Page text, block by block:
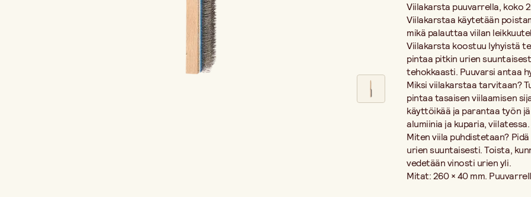
Viilakarsta puuvarrella, koko
Viilakarstaa käytetään
mikä palauttaa viilan
Viilakarsta koostuu lyhyistä
pintaa pitkin urien
tehokkaasti. Puuvarsi antaa
Miksi viilakarstaa tarvitaan?
pintaa tasaisen viilaamisen
käyttöikää ja parantaa työn
alumiinia ja kuparia, viilatessa.
Miten viila puhdistetaan?
urien suuntaisesti. Toista,
vedetään vinosti urien yli.
Mitat: 260 × 40 mm.